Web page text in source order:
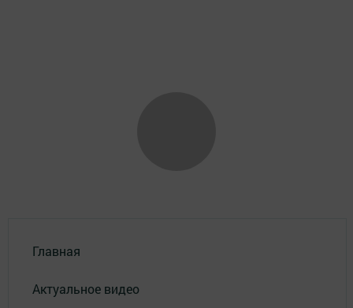
Главная
Актуальное видео